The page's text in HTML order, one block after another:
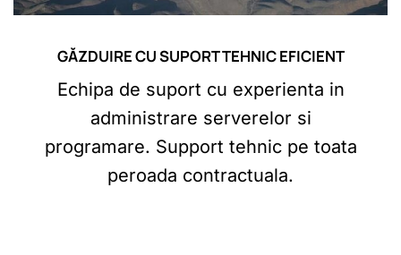
GĂZDUIRE CU SUPORT TEHNIC EFICIENT
Echipa de suport cu experienta in
administrare serverelor si
programare. Support tehnic pe toata
peroada contractuala.